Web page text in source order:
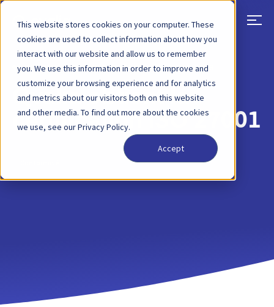
This website stores cookies on your computer. These
cookies are used to collect information about how you
interact with our website and allow us to remember
you. We use this information in order to improve and
customize your browsing experience and for analytics
and metrics about our visitors both on this website
and other media. To find out more about the cookies
we use, see our Privacy Policy.
Accept
RETOUR ARTICLE DE BLOG 17 MARS 2023
Qvalia obtient la
certification ISO 27001